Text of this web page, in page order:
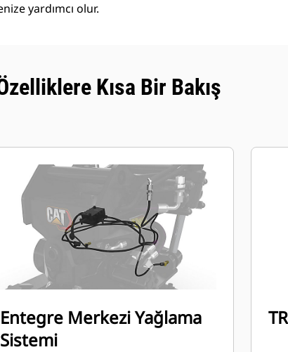
yardımcı olur.
Kısa Bir Bakış
Entegre Merkezi Yağlama
Sistemi